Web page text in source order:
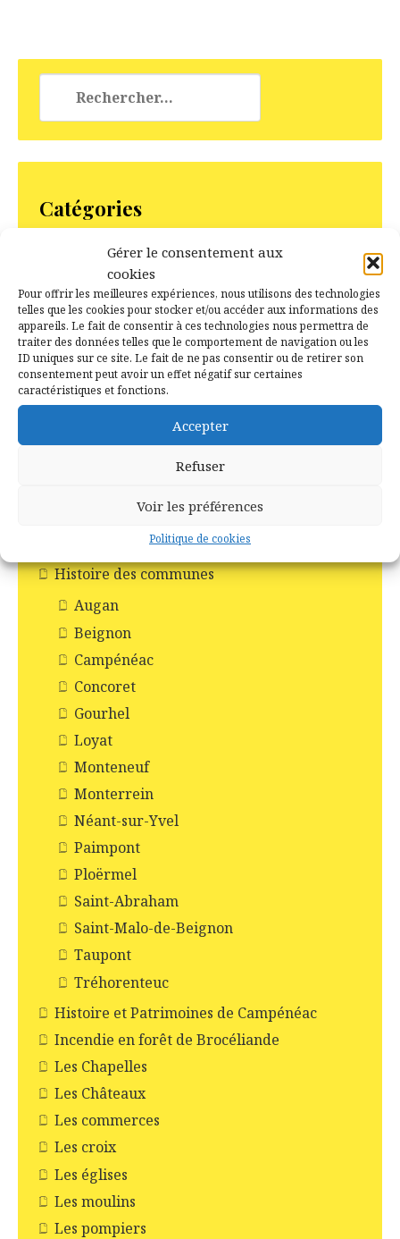
Gérer le consentement aux
cookies
Pour offrir les meilleures expériences, nous utilisons des technologies
telles que les cookies pour stocker et/ou accéder aux informations des
appareils. Le fait de consentir à ces technologies nous permettra de
traiter des données telles que le comportement de navigation ou les
ID uniques sur ce site. Le fait de ne pas consentir ou de retirer son
consentement peut avoir un effet négatif sur certaines
caractéristiques et fonctions.
Accepter
Refuser
Voir les préférences
Politique de cookies
Catégories
1er Empire
Actualités
Base de données
Campé Créole
Comité des fêtes de Campénéac
Ecole
Fichier de décès de l'INSEE
généalogies célèbres
Histoire des communes
Augan
Beignon
Campénéac
Concoret
Gourhel
Loyat
Monteneuf
Monterrein
Néant-sur-Yvel
Paimpont
Ploërmel
Saint-Abraham
Saint-Malo-de-Beignon
Taupont
Tréhorenteuc
Histoire et Patrimoines de Campénéac
Incendie en forêt de Brocéliande
Les Chapelles
Les Châteaux
Les commerces
Les croix
Les églises
Les moulins
Les pompiers